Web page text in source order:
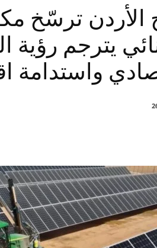
الأردن ترسّخ
يترجم رؤية
واستدامة